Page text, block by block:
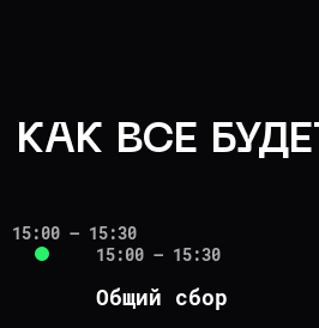
15:00 – 15:30
15:00 – 15:30
Общий сбор